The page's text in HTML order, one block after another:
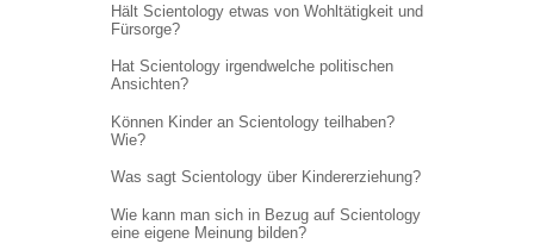
Hält Scientology etwas von Wohltätigkeit und
Fürsorge?
Hat Scientology irgendwelche politischen
Ansichten?
Können Kinder an Scientology teilhaben?
Wie?
Was sagt Scientology über Kindererziehung?
Wie kann man sich in Bezug auf Scientology
eine eigene Meinung bilden?